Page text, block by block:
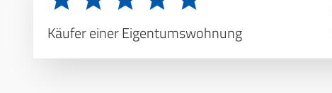
Käufer einer Eigentumswohnung